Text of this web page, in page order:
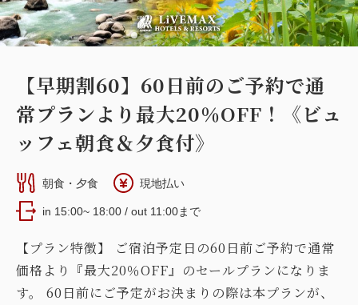
【早期割60】60日前のご予約で通
常プランより最大20％OFF！《ビュ
ッフェ朝食＆夕食付》
朝食・夕食 現地払い
in 15:00~ 18:00 / out 11:00まで
【プラン特徴】 ご宿泊予定日の60日前ご予約で通常
価格より『最大20％OFF』のセールプランになりま
す。 60日前にご予定がお決まりの際は本プランが、